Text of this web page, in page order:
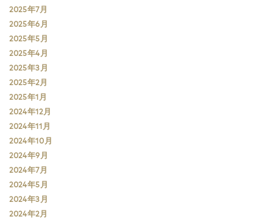
2025年7月
2025年6月
2025年5月
2025年4月
2025年3月
2025年2月
2025年1月
2024年12月
2024年11月
2024年10月
2024年9月
2024年7月
2024年5月
2024年3月
2024年2月